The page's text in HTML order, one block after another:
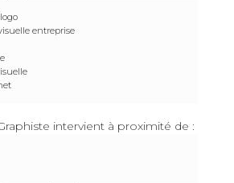
entreprise
intervient à proximité de :